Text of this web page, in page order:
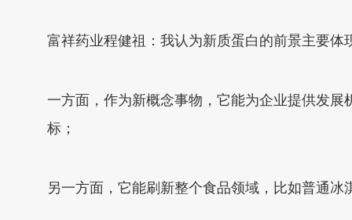
富祥药业程健祖：我认为新质蛋白的前景主要体
一方面，作为新概念事物，它能为企业提供发
标；
另一方面，它能刷新整个食品领域，比如普通